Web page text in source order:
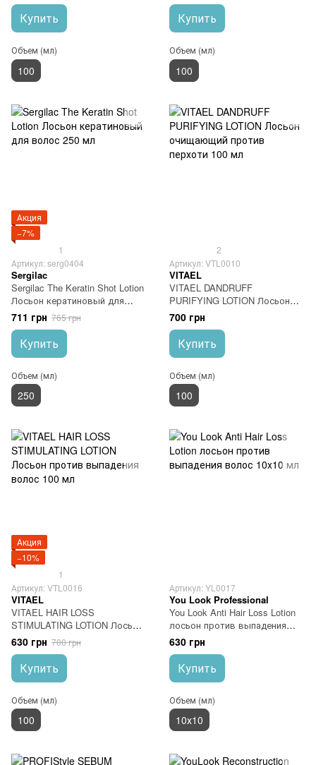
Купить
Объем (мл)
100
Купить
Объем (мл)
100
Акция
−7%
1
Артикул: serg0404
Sergilac
Sergilac The Keratin Shot Lotion
Лосьон кератиновый для
волос 250 мл
711 грн 765 грн
Купить
Объем (мл)
250
2
Артикул: VTL0010
VITAEL
VITAEL DANDRUFF
PURIFYING LOTION Лосьон
очищающий против перхоти
100 мл
700 грн
Купить
Объем (мл)
100
Акция
−10%
1
Артикул: VTL0016
VITAEL
VITAEL HAIR LOSS
STIMULATING LOTION Лосьон
против выпадения волос 100
мл
630 грн 700 грн
Купить
Объем (мл)
100
Артикул: YL0017
You Look Professional
You Look Anti Hair Loss Lotion
лосьон против выпадения
волос 10x10 мл
630 грн
Купить
Объем (мл)
10х10